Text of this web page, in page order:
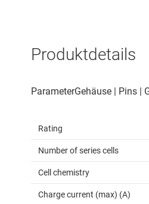
Produktdetails
Rating
Number of series cells
Cell chemistry
Charge current (max) (A)